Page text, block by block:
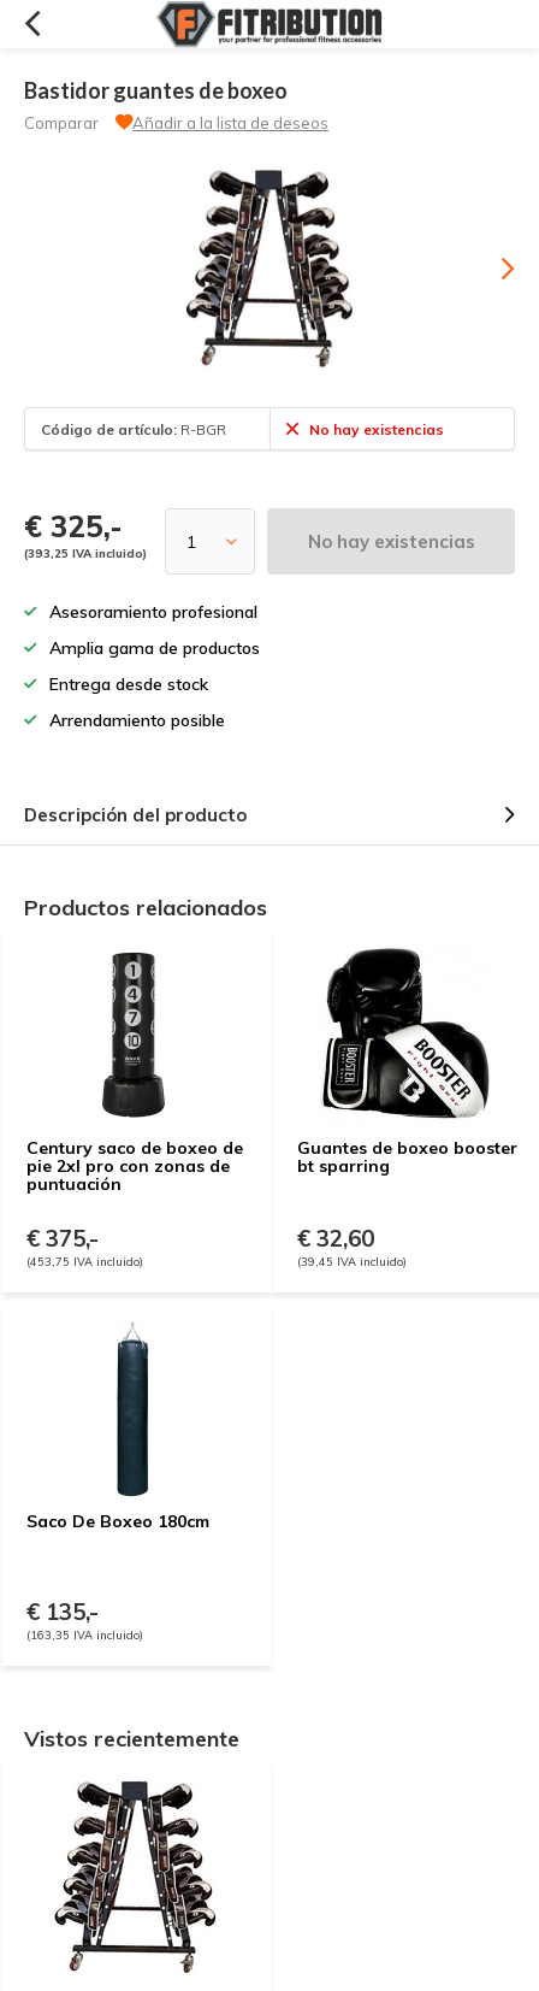
Bastidor guantes de boxeo
Comparar Añadir a la lista de deseos
Código de artículo: R-BGR No hay existencias
€ 325,-
(393,25 IVA incluido)
No hay existencias
Asesoramiento profesional
Amplia gama de productos
Entrega desde stock
Arrendamiento posible
Descripción del producto
Productos relacionados
Century saco de boxeo de
pie 2xl pro con zonas de
puntuación
€ 375,-
(453,75 IVA incluido)
Guantes de boxeo booster
bt sparring
€ 32,60
(39,45 IVA incluido)
Saco De Boxeo 180cm
€ 135,-
(163,35 IVA incluido)
Vistos recientemente